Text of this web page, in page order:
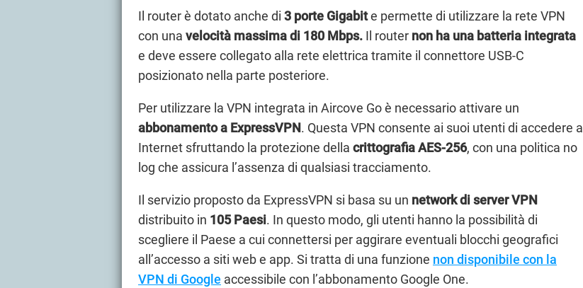
Il router è dotato anche di 3 porte Gigabite permette di utilizzare la rete VPN
con una velocità massima di 180 Mbps. Il router non ha una batteria integrata
e deve essere collegato alla rete elettrica tramite il connettore USB-C
posizionato nella parte posteriore.
Per utilizzare la VPN integrata in Aircove Go è necessario attivare un
abbonamento a ExpressVPN. Questa VPN consente ai suoi utenti di accedere a
Internet sfruttando la protezione della crittografia AES-256, con una politica no
log che assicura l’assenza di qualsiasi tracciamento.
Il servizio proposto da ExpressVPN si basa su un network di server VPN
distribuito in 105 Paesi. In questo modo, gli utenti hanno la possibilità di
scegliere il Paese a cui connettersi per aggirare eventuali blocchi geografici
all’accesso a siti web e app. Si tratta di una funzione non disponibile con la
VPN di Google accessibile con l’abbonamento Google One.